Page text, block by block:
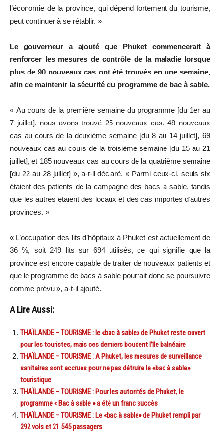
l’économie de la province, qui dépend fortement du tourisme,
peut continuer à se rétablir. »
Le gouverneur a ajouté que Phuket commencerait à
renforcer les mesures de contrôle de la maladie lorsque
plus de 90 nouveaux cas ont été trouvés en une semaine,
afin de maintenir la sécurité du programme de bac à sable.
« Au cours de la première semaine du programme [du 1er au
7 juillet], nous avons trouvé 25 nouveaux cas, 48 nouveaux
cas au cours de la deuxième semaine [du 8 au 14 juillet], 69
nouveaux cas au cours de la troisième semaine [du 15 au 21
juillet], et 185 nouveaux cas au cours de la quatrième semaine
[du 22 au 28 juillet] », a-t-il déclaré. « Parmi ceux-ci, seuls six
étaient des patients de la campagne des bacs à sable, tandis
que les autres étaient des locaux et des cas importés d’autres
provinces. »
« L’occupation des lits d’hôpitaux à Phuket est actuellement de
36 %, soit 249 lits sur 694 utilisés, ce qui signifie que la
province est encore capable de traiter de nouveaux patients et
que le programme de bacs à sable pourrait donc se poursuivre
comme prévu », a-t-il ajouté.
A Lire Aussi:
THAÏLANDE – TOURISME : le «bac à sable» de Phuket reste ouvert
pour les touristes, mais ces derniers boudent l’île balnéaire
THAÏLANDE – TOURISME : A Phuket, les mesures de surveillance
sanitaires sont accrues pour ne pas détruire le «bac à sable»
touristique
THAÏLANDE – TOURISME : Pour les autorités de Phuket, le
programme « Bac à sable » a été un franc succès
THAÏLANDE – TOURISME : Le «bac à sable» de Phuket rempli par
292 vols et 21 545 passagers